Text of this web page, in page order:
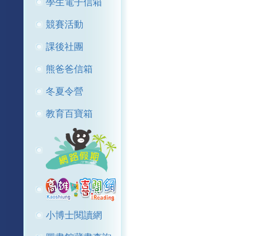
學生電子信箱
競賽活動
課後社團
熊爸爸信箱
冬夏令營
教育百寶箱
小博士閱讀網